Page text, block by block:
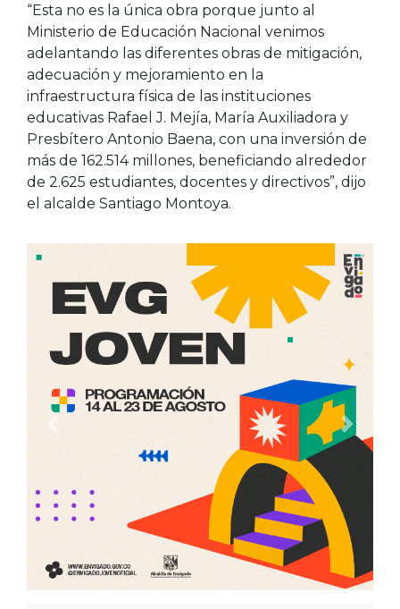
“Esta no es la única obra porque junto al
Ministerio de Educación Nacional venimos
adelantando las diferentes obras de mitigación,
adecuación y mejoramiento en la
infraestructura física de las instituciones
educativas Rafael J. Mejía, María Auxiliadora y
Presbítero Antonio Baena, con una inversión de
más de 162.514 millones, beneficiando alrededor
de 2.625 estudiantes, docentes y directivos”, dijo
el alcalde Santiago Montoya.